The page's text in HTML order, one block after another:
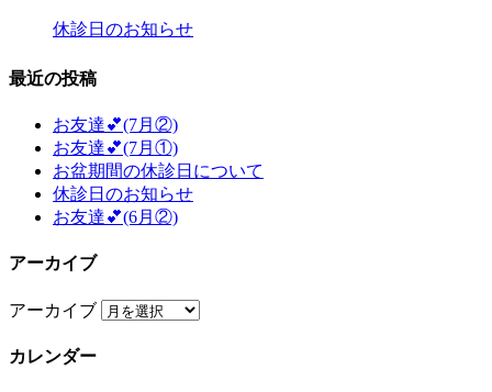
休診日のお知らせ
最近の投稿
お友達💕(7月②)
お友達💕(7月①)
お盆期間の休診日について
休診日のお知らせ
お友達💕(6月②)
アーカイブ
アーカイブ
カレンダー